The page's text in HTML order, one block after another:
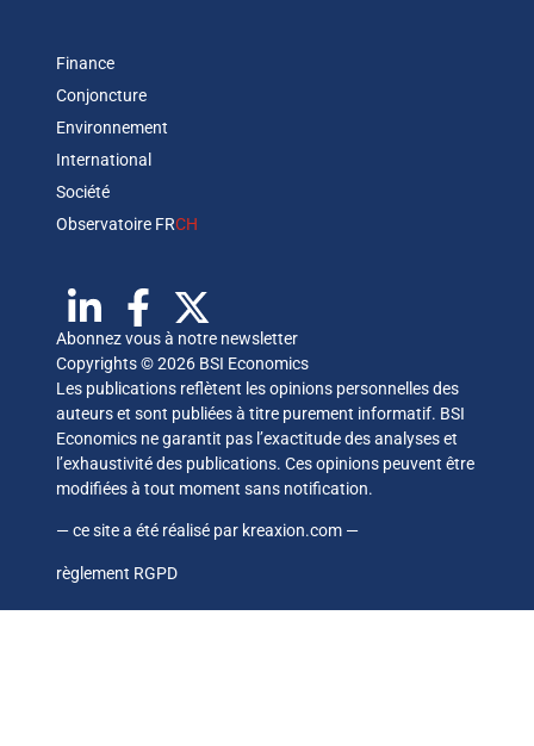
Finance
Conjoncture
Environnement
International
Société
Observatoire FRCH
Abonnez vous à notre newsletter
Copyrights © 2026 BSI Economics
Les publications reflètent les opinions personnelles des
auteurs et sont publiées à titre purement informatif. BSI
Economics ne garantit pas l’exactitude des analyses et
l’exhaustivité des publications. Ces opinions peuvent être
modifiées à tout moment sans notification.
— ce site a été réalisé par kreaxion.com —
règlement RGPD